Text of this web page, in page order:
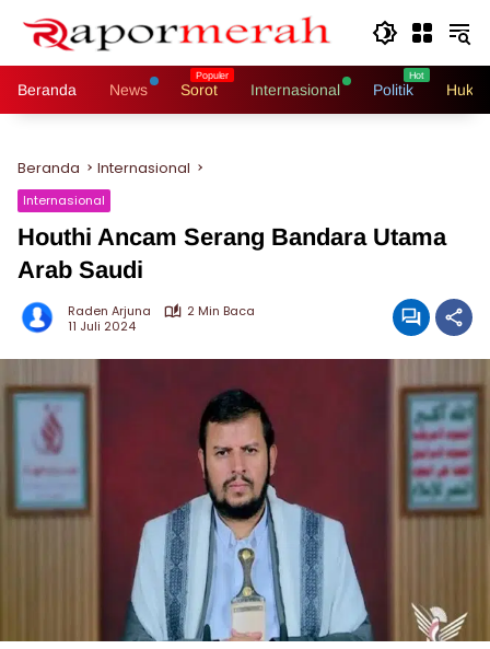
Beranda News Sorot Internasional Politik
Beranda Internasional
Internasional
Houthi Ancam Serang Bandara Utama
Arab Saudi
Raden Arjuna
2 Min Baca
11 Juli 2024